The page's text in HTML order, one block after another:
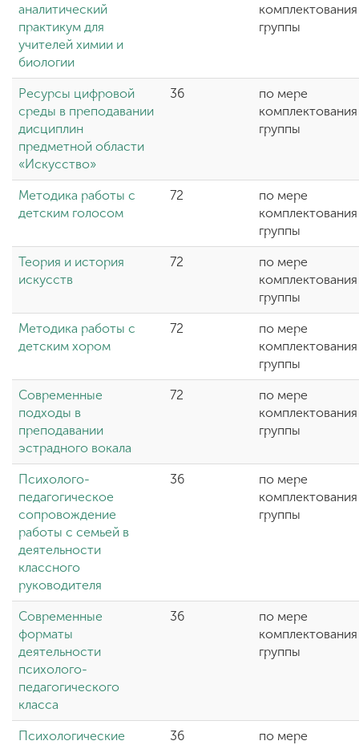
аналитический
практикум для
учителей химии и
биологии
комплектования
группы
Ресурсы цифровой
среды в преподавании
дисциплин
предметной области
«Искусство»
36
по мере
комплектования
группы
Методика работы с
детским голосом
72
по мере
комплектования
группы
Теория и история
искусств
72
по мере
комплектования
группы
Методика работы с
детским хором
72
по мере
комплектования
группы
Современные
подходы в
преподавании
эстрадного вокала
72
по мере
комплектования
группы
Психолого-
педагогическое
сопровождение
работы с семьей в
деятельности
классного
руководителя
36
по мере
комплектования
группы
Современные
форматы
деятельности
психолого-
педагогического
класса
36
по мере
комплектования
группы
Психологические
36
по мере